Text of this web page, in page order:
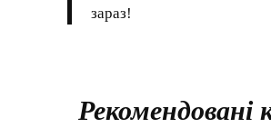
зараз!
Рекомендовані